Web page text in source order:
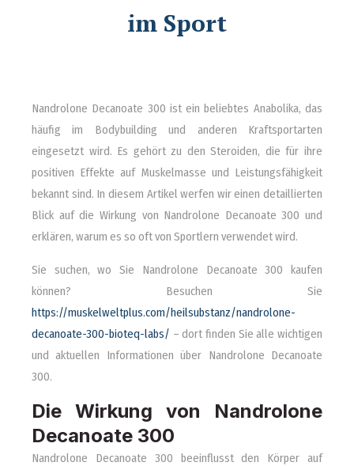
im Sport
Nandrolone Decanoate 300 ist ein beliebtes Anabolika, das
häufig im Bodybuilding und anderen Kraftsportarten
eingesetzt wird. Es gehört zu den Steroiden, die für ihre
positiven Effekte auf Muskelmasse und Leistungsfähigkeit
bekannt sind. In diesem Artikel werfen wir einen detaillierten
Blick auf die Wirkung von Nandrolone Decanoate 300 und
erklären, warum es so oft von Sportlern verwendet wird.
Sie suchen, wo Sie Nandrolone Decanoate 300 kaufen
können? Besuchen Sie
https://muskelweltplus.com/heilsubstanz/nandrolone-
decanoate-300-bioteq-labs/ – dort finden Sie alle wichtigen
und aktuellen Informationen über Nandrolone Decanoate
300.
Die Wirkung von Nandrolone
Decanoate 300
Nandrolone Decanoate 300 beeinflusst den Körper auf